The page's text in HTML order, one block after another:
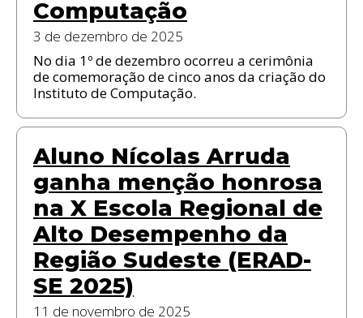
Computação
3 de dezembro de 2025
No dia 1º de dezembro ocorreu a cerimônia
de comemoração de cinco anos da criação do
Instituto de Computação.
Aluno Nícolas Arruda
ganha menção honrosa
na X Escola Regional de
Alto Desempenho da
Região Sudeste (ERAD-
SE 2025)
11 de novembro de 2025